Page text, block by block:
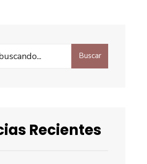
Buscar
Recientes